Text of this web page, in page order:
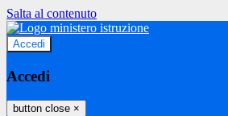
Salta al contenuto
Accedi
Accedi
button close ×